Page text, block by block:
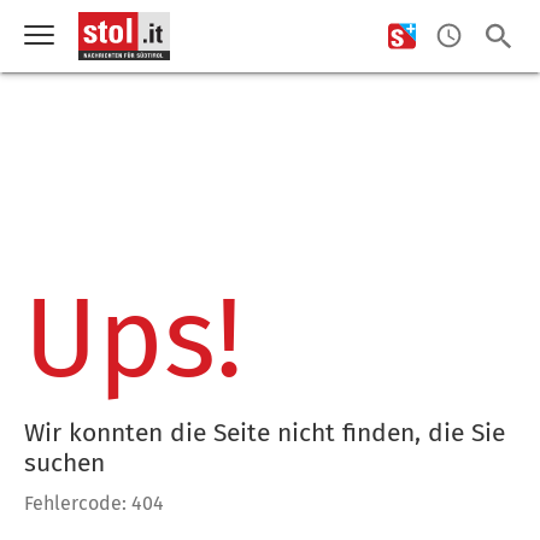
Ups!
Wir konnten die Seite nicht finden, die Sie
suchen
Fehlercode: 404